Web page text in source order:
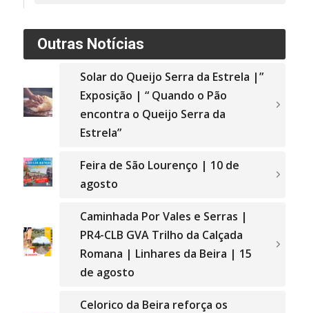
Outras Notícias
Solar do Queijo Serra da Estrela |”
Exposição | “ Quando o Pão
encontra o Queijo Serra da
Estrela”
Feira de São Lourenço | 10 de
agosto
Caminhada Por Vales e Serras |
PR4-CLB GVA Trilho da Calçada
Romana | Linhares da Beira | 15
de agosto
Celorico da Beira reforça os